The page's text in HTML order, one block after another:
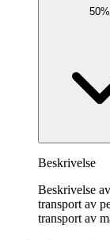
50%
Beskrivelse
Beskrivelse
transport av
transport av